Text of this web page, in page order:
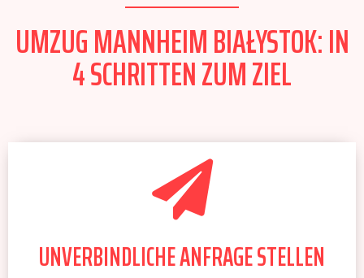
UMZUG MANNHEIM BIAŁYSTOK: IN
4 SCHRITTEN ZUM ZIEL
UNVERBINDLICHE ANFRAGE STELLEN